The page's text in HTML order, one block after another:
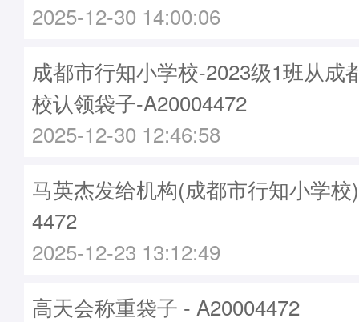
2025-12-30 14:00:06
成都市行知小学校-2023级1班从成
校认领袋子-A20004472
2025-12-30 12:46:58
马英杰发给机构(成都市行知小学
4472
2025-12-23 13:12:49
高天会称重袋子 - A20004472